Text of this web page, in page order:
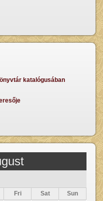
katalógusában
Fri Sat
Sun